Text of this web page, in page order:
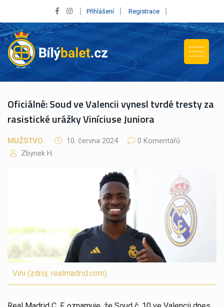
Přihlášení Registrace
Oficiálně: Soud ve Valencii vynesl tvrdé tresty za
rasistické urážky Viníciuse Juniora
MUŽSTVO 10. června 2024
0 Komentářů
Zbynek H.
Vini (zdroj: realmadrid.com)